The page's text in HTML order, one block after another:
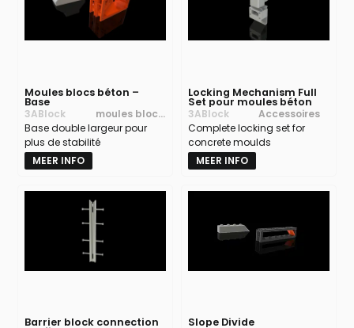
Moules blocs béton –
Base
3ABlock
moules blocs
béton
Base double largeur pour
plus de stabilité
MEER INFO
Locking Mechanism Full
Set pour moules béton
3ABlock
Accessoires
Complete locking set for
concrete moulds
MEER INFO
Barrier block connection
Slope Divide